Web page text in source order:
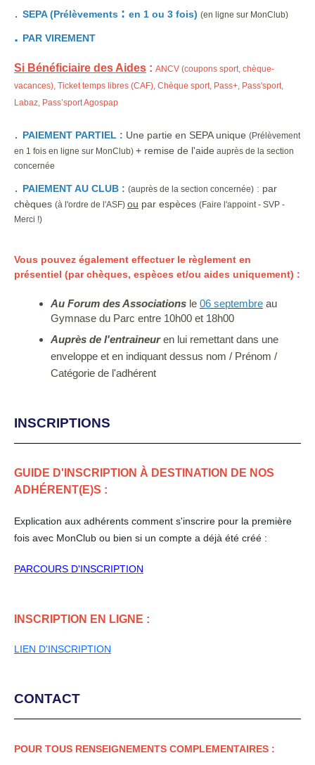
. SEPA (Prélèvements : en 1 ou 3 fois) (en ligne sur MonClub)
. PAR VIREMENT
Si Bénéficiaire des Aides : ANCV (coupons sport, chèque-
vacances), Ticket temps libres (CAF), Chèque sport, Pass+, Pass'sport,
Labaz, Pass’sport Agospap
. PAIEMENT PARTIEL : Une partie en SEPA unique (Prélèvement
en 1 fois en ligne sur MonClub) + remise de l'aide auprès de la section
concernée
. PAIEMENT AU CLUB : (auprès de la section concernée) : par
chèques (à l'ordre de l'ASF) ou par espèces (Faire l'appoint - SVP -
Merci !)
Vous pouvez également effectuer le règlement en
présentiel (par chèques, espèces et/ou aides uniquement) :
Au Forum des Associations le 06 septembre au
Gymnase du Parc entre 10h00 et 18h00
Auprès de l'entraineuren lui remettant dans une
enveloppe et en indiquant dessus nom / Prénom /
Catégorie de l'adhérent
INSCRIPTIONS
GUIDE D'INSCRIPTION À DESTINATION DE NOS
ADHÉRENT(E)S :
Explication aux adhérents comment s'inscrire pour la première
fois avec MonClub ou bien si un compte a déjà été créé :
PARCOURS D'INSCRIPTION
INSCRIPTION EN LIGNE :
LIEN D'INSCRIPTION
CONTACT
POUR TOUS RENSEIGNEMENTS COMPLEMENTAIRES :